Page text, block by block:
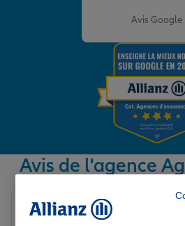
Transmission
Départ à la retraite
Préparer l’avenir
Assurance habitation
Le Pack Famille
Garantie des accidents de la vie
Allianz en France
Avis Google
Avis de l'agence
Matteo P.